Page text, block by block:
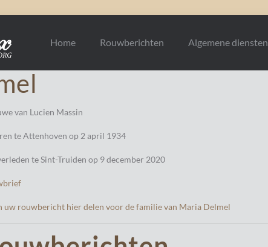
Home Rouwberichten Algemene diensten
van Lucien Massin
te Attenhoven op 2 april 1934
te Sint-Truiden op 9 december 2020
uw rouwbericht hier delen voor de familie van Maria Delmel